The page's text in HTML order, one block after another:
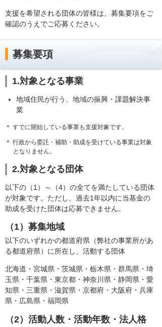
支援を希望される団体の皆様は、募集要項をご
確認のうえでご応募ください。
募集要項
1.対象となる事業
地域住民が行う、地域の振興・課題解決事
業
＊ すでに開始している事業も支援対象です。
＊ 行政から委託・補助・助成を受けている事業は対象
となりません。
2.対象となる団体
以下の（1）～（4）の全てを満たしている団体
が対象です。ただし、過去1年以内に当基金の
助成を受けた団体は応募できません。
（1）募集地域
以下のいずれかの都道府県（弊社の事業所があ
る都道府県）に所在し、活動する団体
北海道・宮城県・茨城県・栃木県・群馬県・埼
玉県・千葉県・東京都・神奈川県・静岡県・愛
知県・三重県・滋賀県・京都府・大阪府・兵庫
県・広島県・福岡県
（2）活動人数・活動年数・法人格